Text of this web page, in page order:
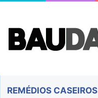
REMÉDIOS CASEIROS